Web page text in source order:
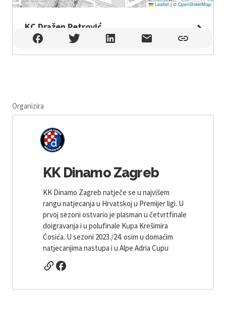
Leaflet |©OpenStreetMap
KC Dražen Petrović
KC Dražen Petrović , Zagreb
Organizira
KK Dinamo Zagreb
KK Dinamo Zagreb natječe se u najvišem
rangu natjecanja u Hrvatskoj u Premijer ligi. U
prvoj sezoni ostvario je plasman u četvrtfinale
doigravanja i u polufinale Kupa Krešimira
Ćosića. U sezoni 2023./24. osim u domaćim
natjecanjima nastupa i u Alpe Adria Cupu